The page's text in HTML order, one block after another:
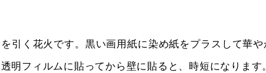
引く花火です。黒い画用紙に染め紙をプラスして華や
明フィルムに貼ってから壁に貼ると、時短になります